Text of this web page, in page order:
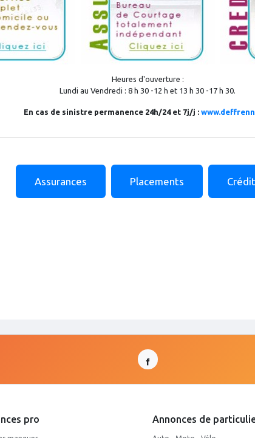
Heures d'ouverture :
Lundi au Vendredi : 8 h 30 -12 h et 13 h 30 -17 h 30.
En cas de sinistre permanence 24h/24 et 7j/j :
Assurances Placements
pro Annonces de